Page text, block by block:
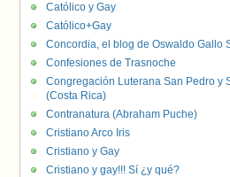
Católico y Gay
Católico+Gay
Concordia, el blog de Oswaldo Gallo
Confesiones de Trasnoche
Congregación Luterana San Pedro y
(Costa Rica)
Contranatura (Abraham Puche)
Cristiano Arco Iris
Cristiano y Gay
Cristiano y gay!!! Sí ¿y qué?